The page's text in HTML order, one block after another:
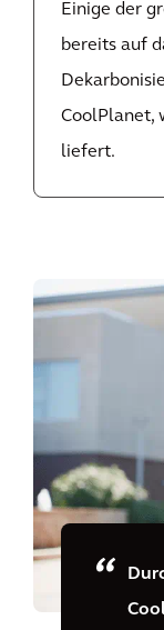
Einige der
bereits auf
CoolPlanet,
liefert.